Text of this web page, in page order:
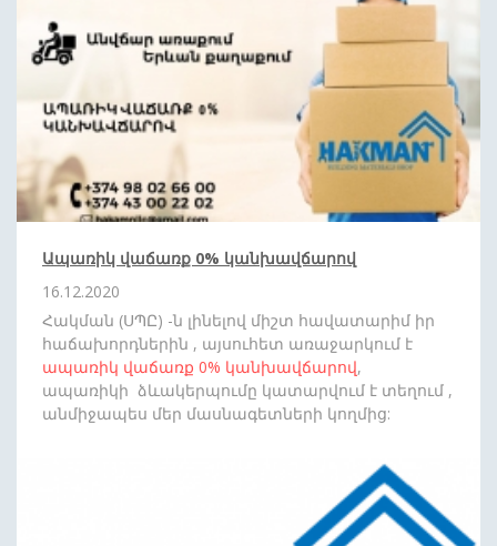
Ապառիկ վաճառք 0% կանխավճարով
16.12.2020
Հակման (ՍՊԸ) -ն լինելով միշտ հավատարիմ իր
հաճախորդներին , այսուհետ առաջարկում է
ապառիկ վաճառք 0% կանխավճարով,
ապառիկի ձևակերպումը կատարվում է տեղում ,
անմիջապես մեր մասնագետների կողմից: